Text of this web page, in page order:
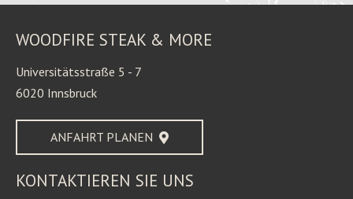
WOODFIRE STEAK & MORE
Universitätsstraße 5 - 7
6020 Innsbruck
ANFAHRT PLANEN
KONTAKTIEREN SIE UNS